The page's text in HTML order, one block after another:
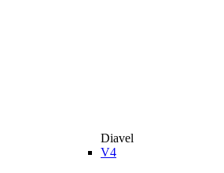
Diavel
V4